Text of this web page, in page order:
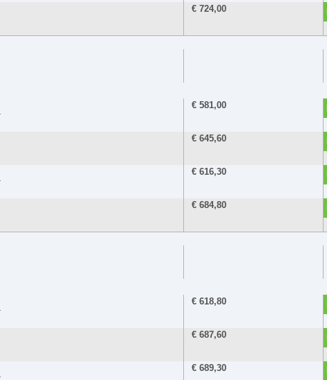
€724,00
€581,00
€645,60
€616,30
€684,80
€618,80
€687,60
€689,30